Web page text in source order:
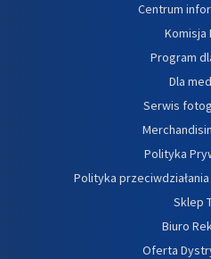
Centrum
Komisja
Program
Dla
Serwis
Polityka
Polityka
Sklep
Biuro
Oferta